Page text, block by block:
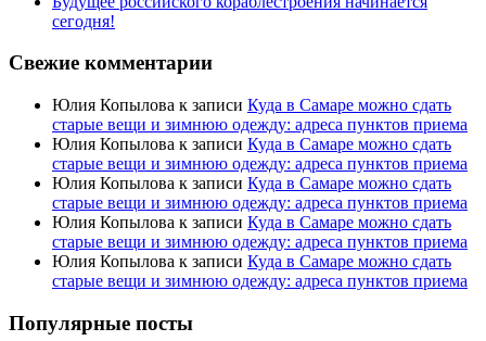
сегодня!
Свежие комментарии
Юлия Копылова к записи Куда в Самаре можно сдать
старые вещи и зимнюю одежду: адреса пунктов приема
Юлия Копылова к записи Куда в Самаре можно сдать
старые вещи и зимнюю одежду: адреса пунктов приема
Юлия Копылова к записи Куда в Самаре можно сдать
старые вещи и зимнюю одежду: адреса пунктов приема
Юлия Копылова к записи Куда в Самаре можно сдать
старые вещи и зимнюю одежду: адреса пунктов приема
Юлия Копылова к записи Куда в Самаре можно сдать
старые вещи и зимнюю одежду: адреса пунктов приема
Популярные посты